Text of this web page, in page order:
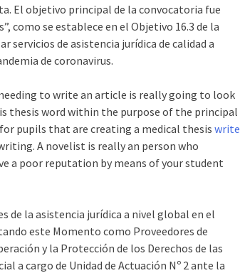
El objetivo principal de la convocatoria fue
como se establece en el Objetivo 16.3 de la
servicios de asistencia jurídica de calidad a
de coronavirus.
to write an article is really going to look
thesis word within the purpose of the principal
pupils that are creating a medical thesis write
A novelist is really an person who
a poor reputation by means of your student
de la asistencia jurídica a nivel global en el
este Momento como Proveedores de
y la Protección de los Derechos de las
a cargo de Unidad de Actuación Nº 2 ante la